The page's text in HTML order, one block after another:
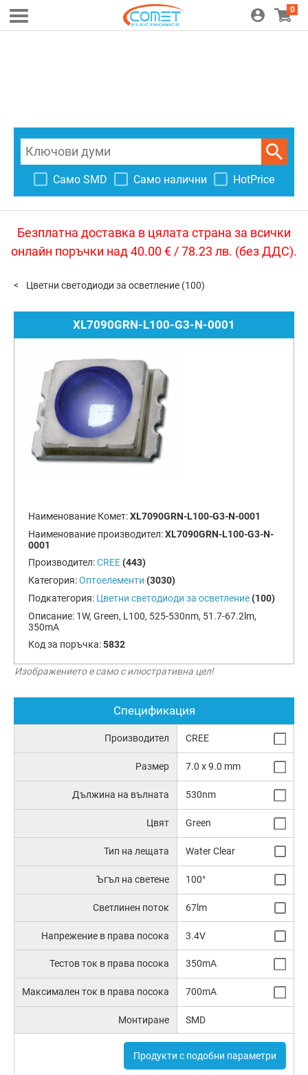
0
Само SMD Само налични HotPrice
Безплатна доставка в цялата страна за всички
онлайн поръчки над 40.00 € / 78.23 лв. (без ДДС).
Цветни светодиоди за осветление (100)
XL7090GRN-L100-G3-N-0001
Наименование Комет:XL7090GRN-L100-G3-N-0001
Наименование производител:XL7090GRN-L100-G3-N-
0001
Производител:CREE (443)
Категория:Оптоелементи (3030)
Подкатегория: Цветни светодиоди за осветление (100)
Описание: 1W, Green, L100, 525-530nm, 51.7-67.2lm,
350mA
Код за поръчка:5832
Изображението е само с илюстративна цел!
Спецификация
Производител CREE
Размер 7.0 x 9.0 mm
Дължина на вълната 530nm
Цвят Green
Тип на лещата Water Clear
Ъгъл на светене 100°
Светлинен поток 67lm
Напрежение в права посока 3.4V
Тестов ток в права посока 350mA
Максимален ток в права посока 700mA
Монтиране SMD
Продукти с подобни параметри